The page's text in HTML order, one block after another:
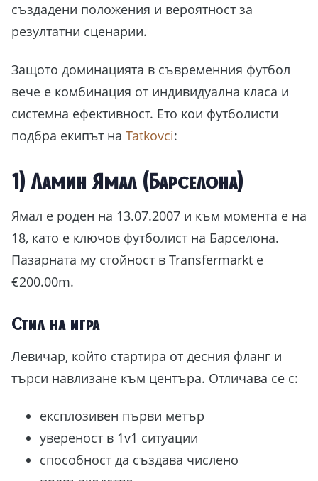
създадени положения и вероятност за
резултатни сценарии.
Защото доминацията в съвременния футбол
вече е комбинация от индивидуална класа и
системна ефективност. Ето кои футболисти
подбра екипът на Tatkovci:
1) Ламин Ямал (Барселона)
Ямал е роден на 13.07.2007 и към момента е на
18, като е ключов футболист на Барселона.
Пазарната му стойност в Transfermarkt е
€200.00m.
Стил на игра
Левичар, който стартира от десния фланг и
търси навлизане към центъра. Отличава се с:
експлозивен първи метър
увереност в 1v1 ситуации
способност да създава числено